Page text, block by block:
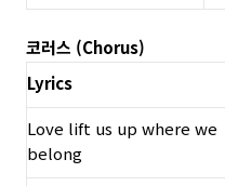
코러스 (Chorus)
Lyrics
Love lift us up where we
belong